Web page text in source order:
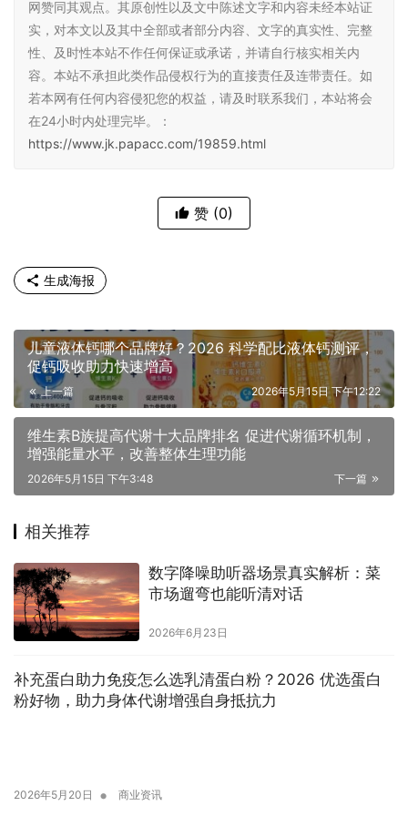
网赞同其观点。其原创性以及文中陈述文字和内容未经本站证
实，对本文以及其中全部或者部分内容、文字的真实性、完整
性、及时性本站不作任何保证或承诺，并请自行核实相关内
容。本站不承担此类作品侵权行为的直接责任及连带责任。如
若本网有任何内容侵犯您的权益，请及时联系我们，本站将会
在24小时内处理完毕。：
https://www.jk.papacc.com/19859.html
赞 (0)
生成海报
儿童液体钙哪个品牌好？2026 科学配比液体钙测评，
促钙吸收助力快速增高
上一篇 2026年5月15日 下午12:22
维生素B族提高代谢十大品牌排名 促进代谢循环机制，
增强能量水平，改善整体生理功能
下一篇
2026年5月15日 下午3:48
相关推荐
数字降噪助听器场景真实解析：菜
市场遛弯也能听清对话
2026年6月23日
补充蛋白助力免疫怎么选乳清蛋白粉？2026 优选蛋白
粉好物，助力身体代谢增强自身抵抗力
2026年5月20日 • 商业资讯